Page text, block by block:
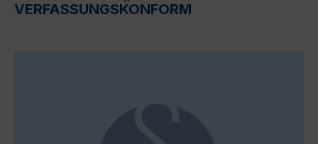
VERFASSUNGSKONFORM